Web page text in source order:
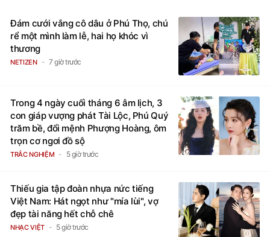
Đám cưới vắng cô dâu ở Phú Thọ, chú
rể một mình làm lễ, hai họ khóc vì
thương
NETIZEN 7 giờ trước
Trong 4 ngày cuối tháng 6 âm lịch, 3
con giáp vượng phát Tài Lộc, Phú Quý
trăm bề, đổi mệnh Phượng Hoàng, ôm
trọn cơ ngơi đồ sộ
TRẮC NGHIỆM 5 giờ trước
Thiếu gia tập đoàn nhựa nức tiếng
Việt Nam: Hát ngọt như "mía lùi", vợ
đẹp tài năng hết chỗ chê
NHẠC VIỆT 5 giờ trước